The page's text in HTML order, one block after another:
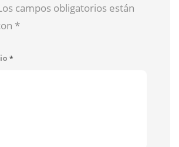
campos obligatorios están
*
*